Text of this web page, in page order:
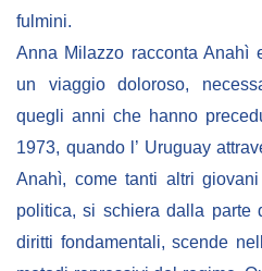
OPPORTUNITÀ
Bandi
Borse di studio
Alta Formazione
Albo fornitori
fulmini.
Anna Milazzo racconta Anahì
un viaggio doloroso,
quegli anni che hanno
1973, quando l’ Uruguay
Anahì, come tanti altri
politica, si schiera dalla
diritti fondamentali, scende